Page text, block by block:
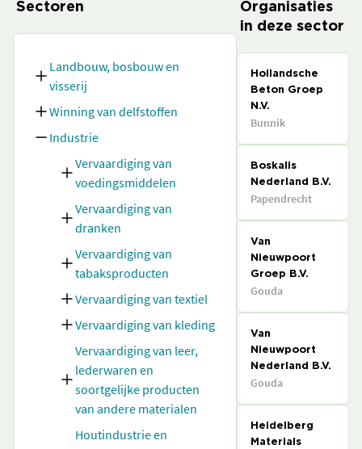
Sectoren
Landbouw, bosbouw en
visserij
Winning van delfstoffen
Industrie
Vervaardiging van
voedingsmiddelen
Vervaardiging van
dranken
Vervaardiging van
tabaksproducten
Vervaardiging van textiel
Vervaardiging van kleding
Vervaardiging van leer,
lederwaren en
soortgelijke producten
van andere materialen
Houtindustrie en
Organisaties
in deze sector
Hollandsche
Beton Groep
N.V.
Bunnik
Boskalis
Nederland B.V.
Papendrecht
Van
Nieuwpoort
Groep B.V.
Gouda
Van
Nieuwpoort
Nederland B.V.
Gouda
Heidelberg
Materials